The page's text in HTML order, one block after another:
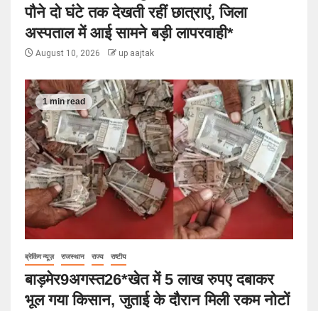
पौने दो घंटे तक देखती रहीं छात्राएं, जिला
अस्पताल में आई सामने बड़ी लापरवाही*
August 10, 2026 up aajtak
1 min read
ब्रेकिंग न्यूज़ राजस्थान राज्य राष्टीय
बाड़मेर9अगस्त26*खेत में 5 लाख रुपए दबाकर
भूल गया किसान, जुताई के दौरान मिली रकम नोटों